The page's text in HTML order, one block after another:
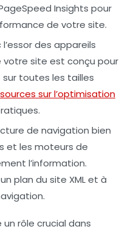
Insights pour
de votre site.
l’essor des appareils
votre site est conçu pour
toutes les tailles
sur l’optimisation
de navigation bien
et les moteurs de
l’information.
plan du site XML et à
rôle crucial dans